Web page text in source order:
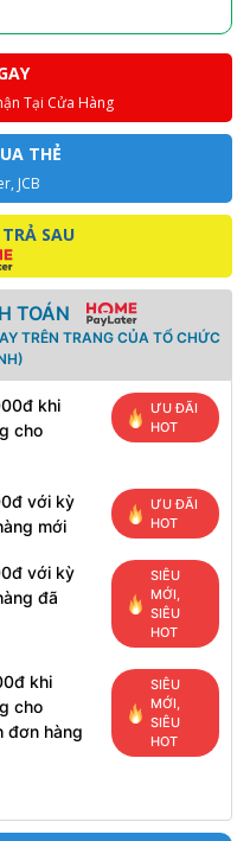
Tại Cửa Hàng
THẺ
JCB
SAU
TOÁN
TRÊN TRANG CỦA TỔ CHỨC
khi
cho
ƯU ĐÃI
HOT
với kỳ
mới
ƯU ĐÃI
HOT
với kỳ
đã
SIÊU
MỚI,
SIÊU
HOT
khi
cho
đơn hàng
SIÊU
MỚI,
SIÊU
HOT